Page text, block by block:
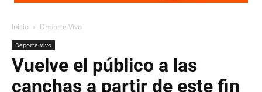
Inicio Deporte Vivo
Deporte Vivo
Vuelve el público a las
canchas a partir de este fin